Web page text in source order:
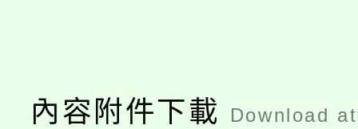
內容附件下載 Download